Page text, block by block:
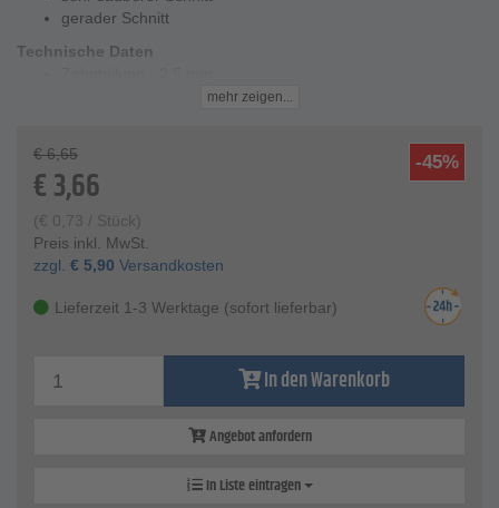
gerader Schnitt
Technische Daten
Schnittlänge - 75 mm
Blatthöhe - 8 mm
Material - Chrom Vanadium
mehr zeigen...
-45%
€ 6,65
€3,66
(€ 0,73 / Stück)
Preis inkl. MwSt.
zzgl. € 5,90 Versandkosten
Lieferzeit 1-3 Werktage (sofort lieferbar)
In den Warenkorb
Angebot anfordern
In Liste eintragen